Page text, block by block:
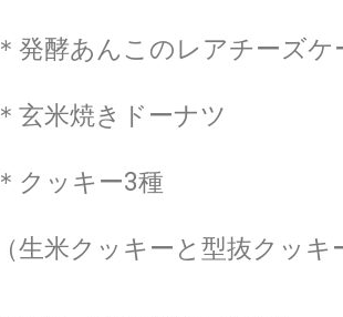
＊発酵あんこのレアチーズケ
＊玄米焼きドーナツ
＊クッキー3種
（生米クッキーと型抜クッ